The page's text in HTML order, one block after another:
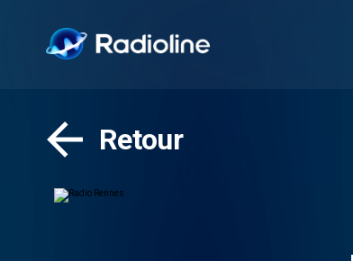
Retour